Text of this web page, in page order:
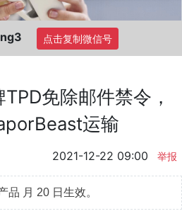
免除邮件禁令，
运输
2021-12-22 09:00 举报
品 月 20 日生效。
点击复制微信号